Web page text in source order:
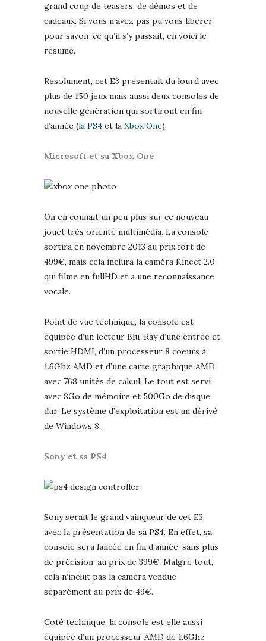
grand coup de teasers, de démos et de
cadeaux. Si vous n’avez pas pu vous libérer
pour savoir ce qu’il s’y passait, en voici le
résumé.
Résolument, cet E3 présentait du lourd avec
plus de 150 jeux mais aussi deux consoles de
nouvelle génération qui sortiront en fin
d’année (la PS4 et la Xbox One).
Microsoft et sa Xbox One
On en connait un peu plus sur ce nouveau
jouet très orienté multimédia. La console
sortira en novembre 2013 au prix fort de
499€, mais cela inclura la caméra Kinect 2.0
qui filme en fullHD et a une reconnaissance
vocale.
Point de vue technique, la console est
équipée d’un lecteur Blu-Ray d’une entrée et
sortie HDMI, d’un processeur 8 coeurs à
1.6Ghz AMD et d’une carte graphique AMD
avec 768 unités de calcul. Le tout est servi
avec 8Go de mémoire et 500Go de disque
dur. Le système d’exploitation est un dérivé
de Windows 8.
Sony et sa PS4
Sony serait le grand vainqueur de cet E3
avec la présentation de sa PS4. En effet, sa
console sera lancée en fin d’année, sans plus
de précision, au prix de 399€. Malgré tout,
cela n’inclut pas la caméra vendue
séparément au prix de 49€.
Coté technique, la console est elle aussi
équipée d’un processeur AMD de 1.6Ghz